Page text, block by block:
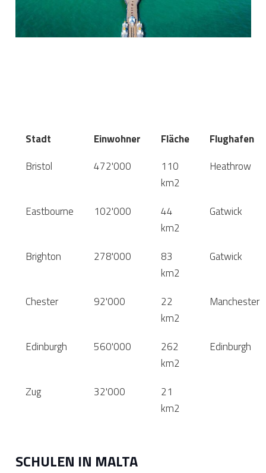
Stadt Einwohner Fläche
Flughafen
Bristol
472'000
110
km2
Heathrow
Eastbourne 102'000
44
km2
Gatwick
Brighton 278'000
83
km2
Gatwick
Chester 92'000
22
km2
Manchester
Edinburgh 560'000
262
km2
Edinburgh
Zug 32'000
21
km2
SCHULEN IN MALTA